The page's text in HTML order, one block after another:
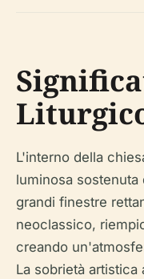
L'interno della
luminosa
grandi finestre
neoclassico,
creando
La sobrietà